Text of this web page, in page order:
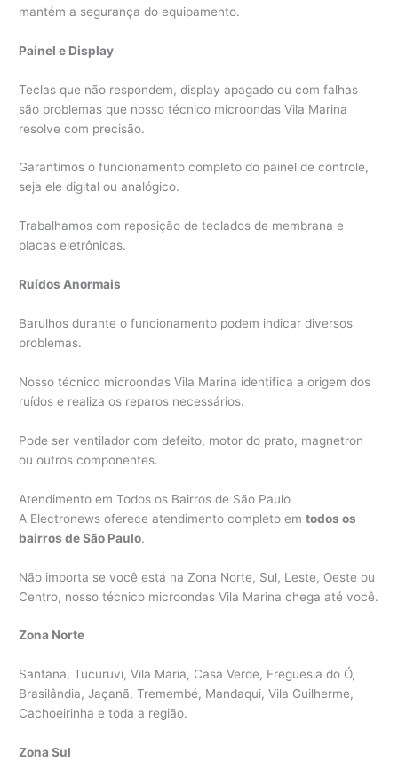
mantém a segurança do equipamento.
Painel e Display
Teclas que não respondem, display apagado ou com falhas
são problemas que nosso técnico microondas Vila Marina
resolve com precisão.
Garantimos o funcionamento completo do painel de controle,
seja ele digital ou analógico.
Trabalhamos com reposição de teclados de membrana e
placas eletrônicas.
Ruídos Anormais
Barulhos durante o funcionamento podem indicar diversos
problemas.
Nosso técnico microondas Vila Marina identifica a origem dos
ruídos e realiza os reparos necessários.
Pode ser ventilador com defeito, motor do prato, magnetron
ou outros componentes.
Atendimento em Todos os Bairros de São Paulo
A Electronews oferece atendimento completo emtodos os
bairros de São Paulo.
Não importa se você está na Zona Norte, Sul, Leste, Oeste ou
Centro, nosso técnico microondas Vila Marina chega até você.
Zona Norte
Santana, Tucuruvi, Vila Maria, Casa Verde, Freguesia do Ó,
Brasilândia, Jaçanã, Tremembé, Mandaqui, Vila Guilherme,
Cachoeirinha e toda a região.
Zona Sul